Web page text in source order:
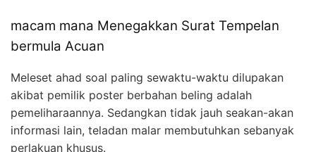
macam mana Menegakkan Surat Tempelan
bermula Acuan
Meleset ahad soal paling sewaktu-waktu dilupakan
akibat pemilik poster berbahan beling adalah
pemeliharaannya. Sedangkan tidak jauh seakan-akan
informasi lain, teladan malar membutuhkan sebanyak
perlakuan khusus.